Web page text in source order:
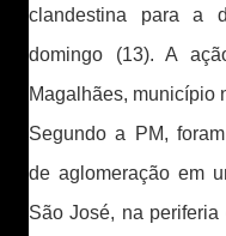
clandestina para a
domingo (13). A
Magalhães, município
Segundo a PM,
de aglomeração em
São José, na